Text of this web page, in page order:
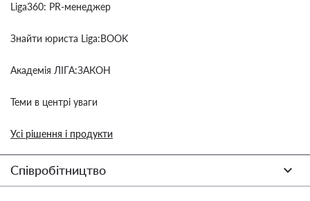
Liga360: PR-менеджер
Знайти юриста Liga:BOOK
Академія ЛІГА:ЗАКОН
Теми в центрі уваги
Усі рішення і продукти
Співробітництво